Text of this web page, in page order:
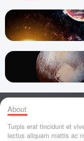
About
Turpis erat tincidunt et
lectus aliquam mattis ac